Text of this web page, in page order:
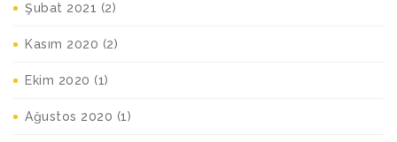
Şubat 2021 (2)
Kasım 2020 (2)
Ekim 2020 (1)
Ağustos 2020 (1)